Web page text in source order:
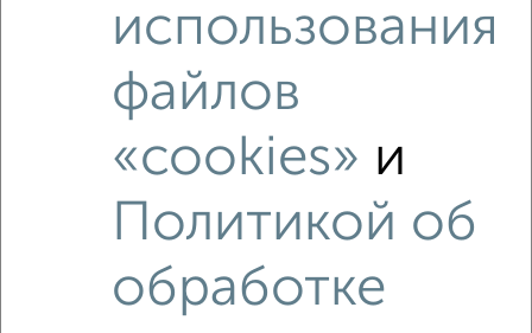
Рядом, с меньшей ценой
использования
файлов
«cookies» и
Политикой об
обработке